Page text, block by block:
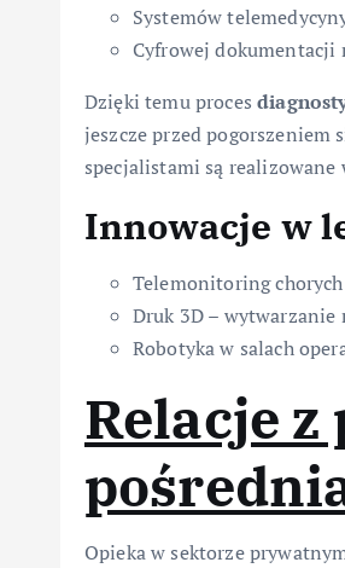
Systemów
Cyfrowej dokumentacji
Dzięki temu proces
jeszcze przed
specjalistami są
Innowacje w
Telemonitoring
Druk 3D –
Robotyka w salach
Relacje
Opieka w sektorze